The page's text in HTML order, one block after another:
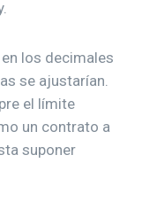
los decimales
se ajustarían.
el límite
un contrato a
suponer